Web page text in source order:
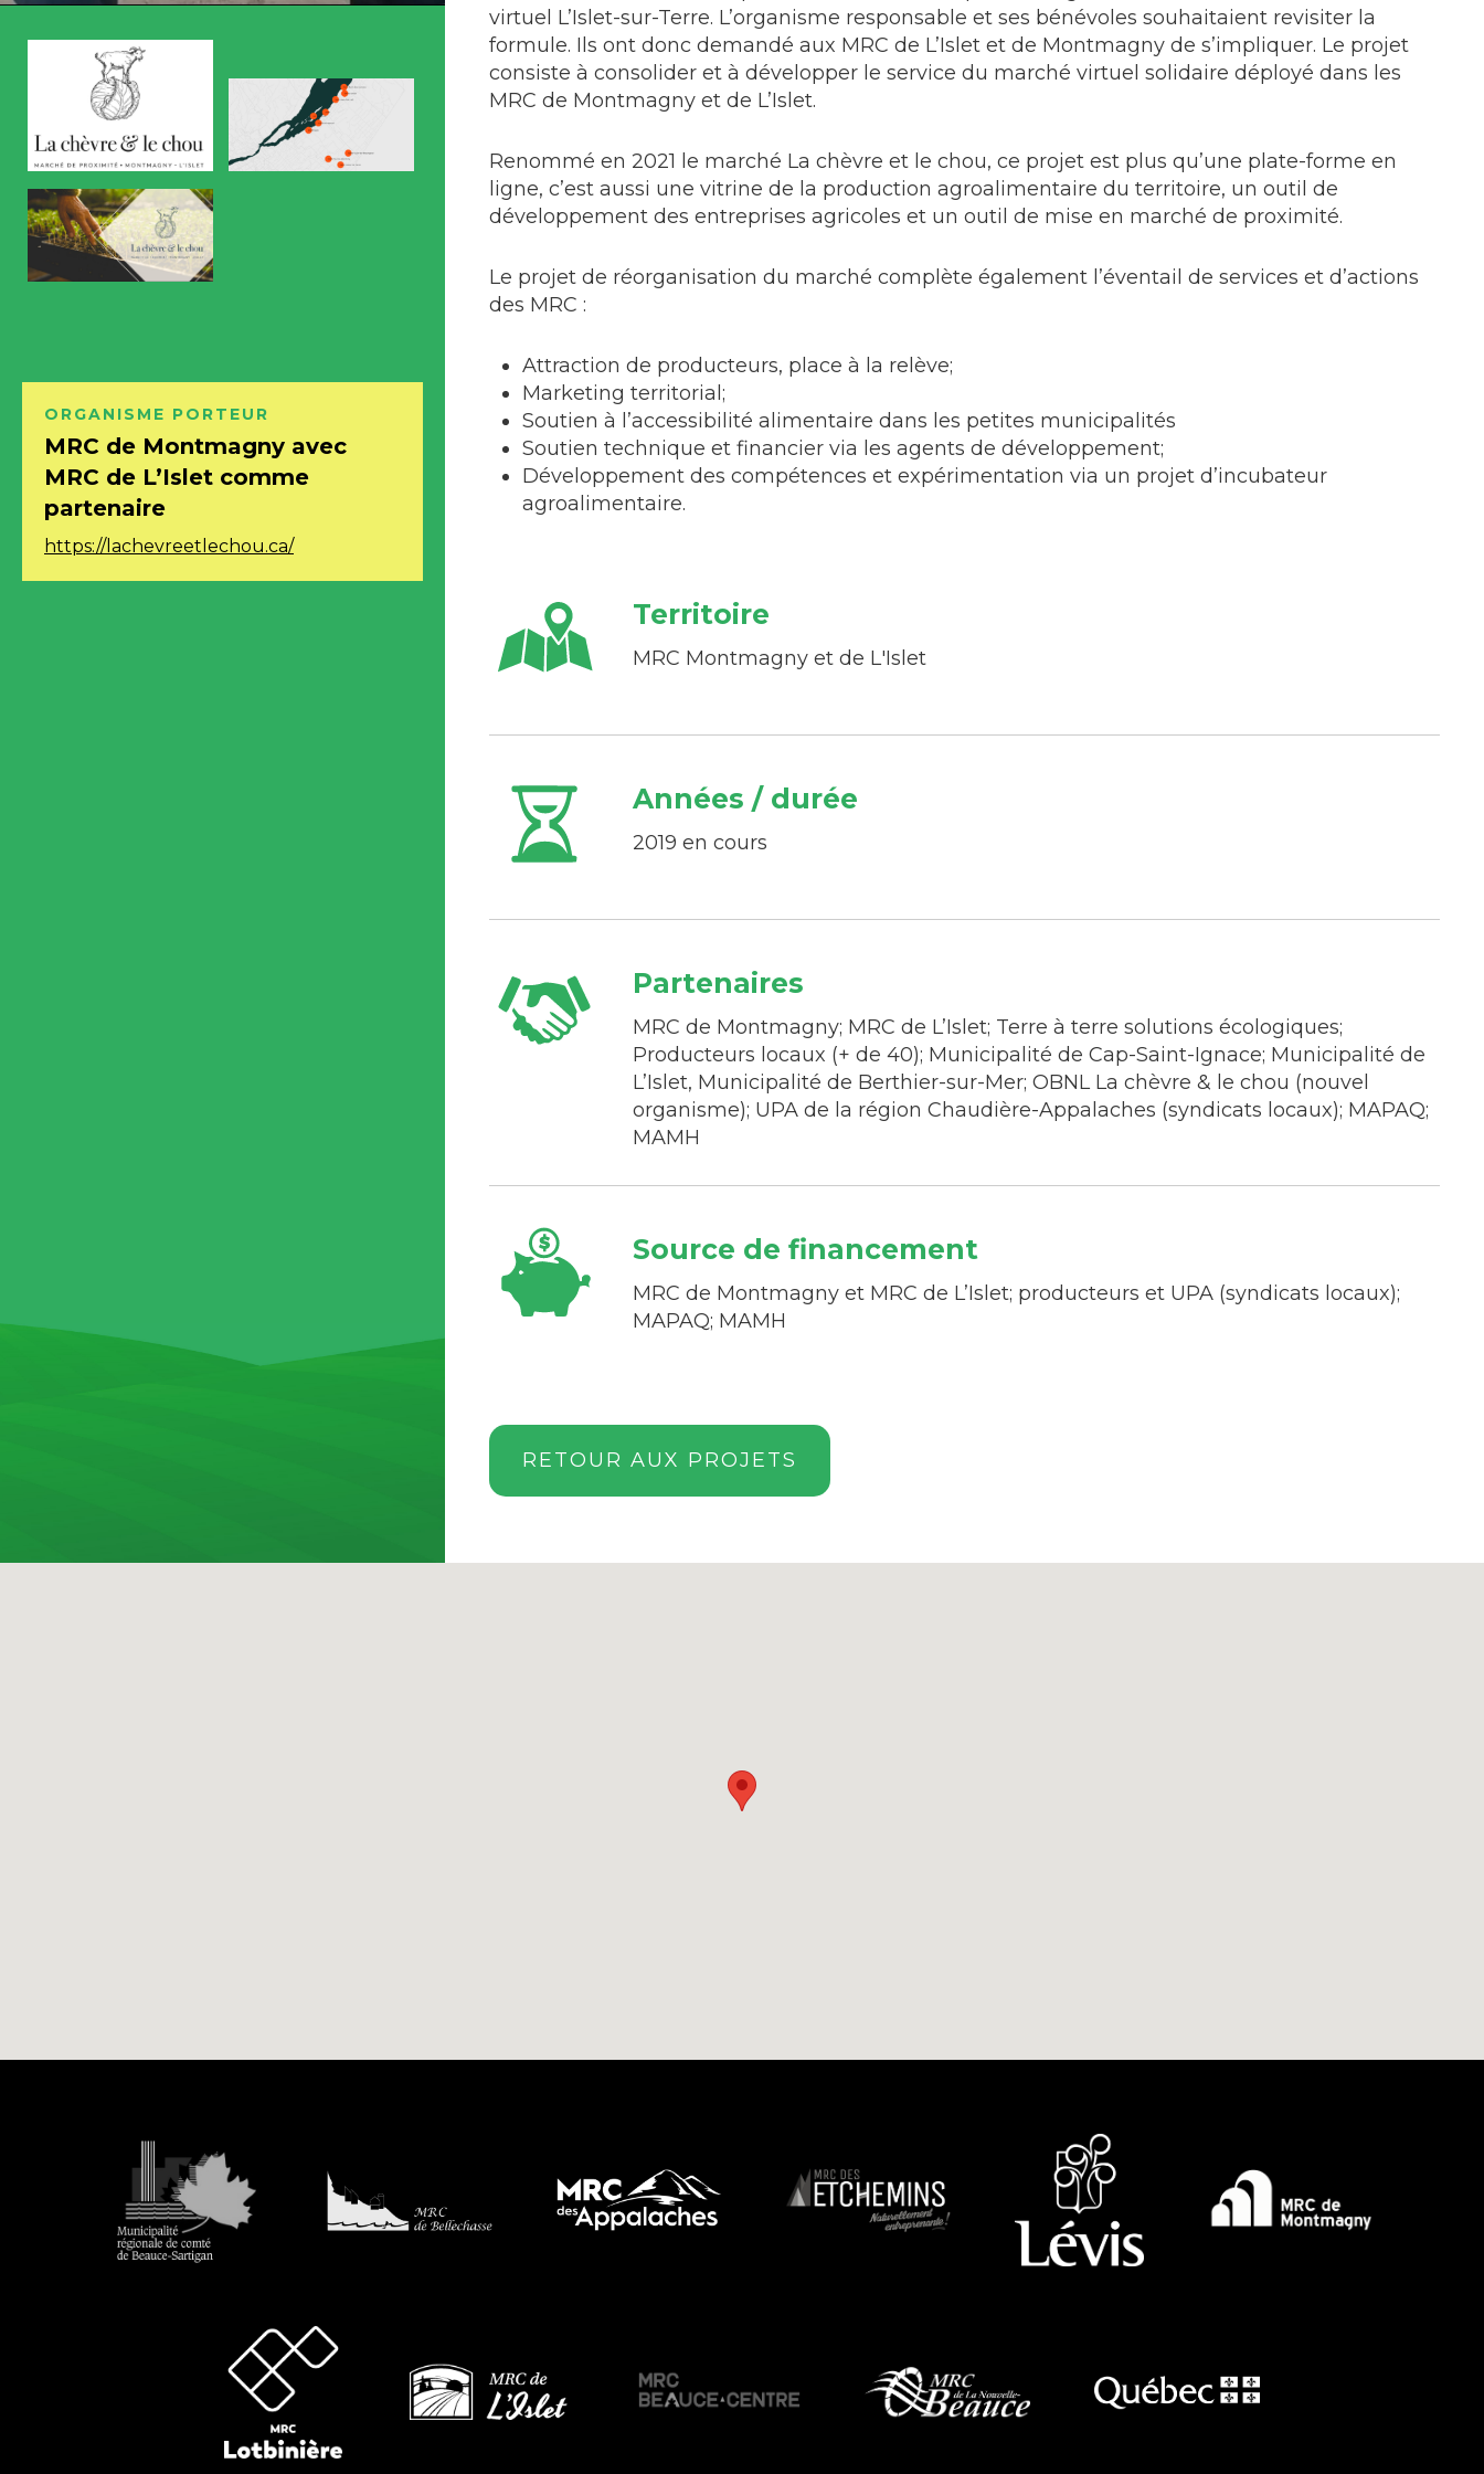
ORGANISME PORTEUR
MRC de Montmagny avec
MRC de L’Islet comme
partenaire
https://lachevreetlechou.ca/
virtuel L’Islet-sur-Terre. L’organisme responsable et ses bénévoles souhaitaient revisiter la
formule. Ils ont donc demandé aux MRC de L’Islet et de Montmagny de s’impliquer. Le projet
consiste à consolider et à développer le service du marché virtuel solidaire déployé dans les
MRC de Montmagny et de L’Islet.
Renommé en 2021 le marché La chèvre et le chou, ce projet est plus qu’une plate-forme en
ligne, c’est aussi une vitrine de la production agroalimentaire du territoire, un outil de
développement des entreprises agricoles et un outil de mise en marché de proximité.
Le projet de réorganisation du marché complète également l’éventail de services et d’actions
des MRC :
Attraction de producteurs, place à la relève;
Marketing territorial;
Soutien à l’accessibilité alimentaire dans les petites municipalités
Soutien technique et financier via les agents de développement;
Développement des compétences et expérimentation via un projet d’incubateur
agroalimentaire.
Territoire
MRC Montmagny et de L'Islet
Années / durée
2019 en cours
Partenaires
MRC de Montmagny; MRC de L’Islet; Terre à terre solutions écologiques;
Producteurs locaux (+ de 40); Municipalité de Cap-Saint-Ignace; Municipalité de
L’Islet, Municipalité de Berthier-sur-Mer; OBNL La chèvre & le chou (nouvel
organisme); UPA de la région Chaudière-Appalaches (syndicats locaux); MAPAQ;
MAMH
Source de financement
MRC de Montmagny et MRC de L’Islet; producteurs et UPA (syndicats locaux);
MAPAQ; MAMH
RETOUR AUX PROJETS